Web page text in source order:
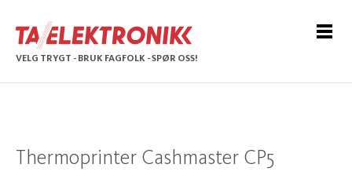
VELG TRYGT - BRUK FAGFOLK - SPØR OSS!
Thermoprinter Cashmaster CP5